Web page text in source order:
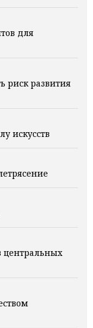
для
риск развития
искусств
центральных